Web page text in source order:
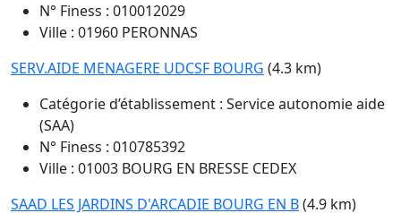
N° Finess : 010012029
Ville : 01960 PERONNAS
SERV.AIDE MENAGERE UDCSF BOURG (4.3 km)
Catégorie d’établissement : Service autonomie aide
(SAA)
N° Finess : 010785392
Ville : 01003 BOURG EN BRESSE CEDEX
SAAD LES JARDINS D'ARCADIE BOURG EN B(4.9 km)